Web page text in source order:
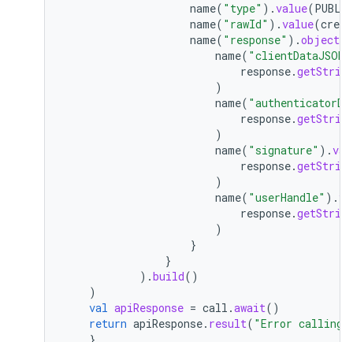
name( "type" ).value(
name( "rawId" ).value(
name( "response" ).
name( "clientDataJSON"
response.getString
)
name(
response.getString
)
name( "signature" ).
response.getString
)
name( "userHandle" ).
response.getString
)
}
}
).build()
)
val apiResponse = call .await()
return apiResponse. result( "Error calling /